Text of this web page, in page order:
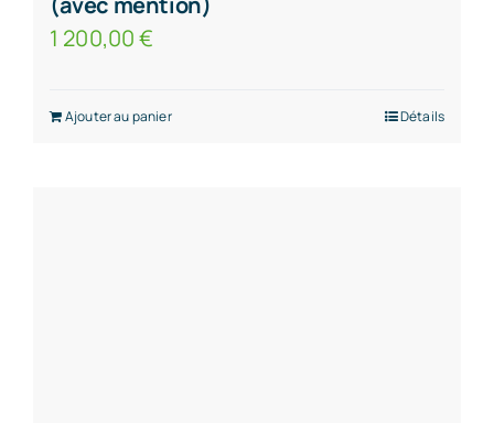
1 200,00€
Ajouter au panier Détails